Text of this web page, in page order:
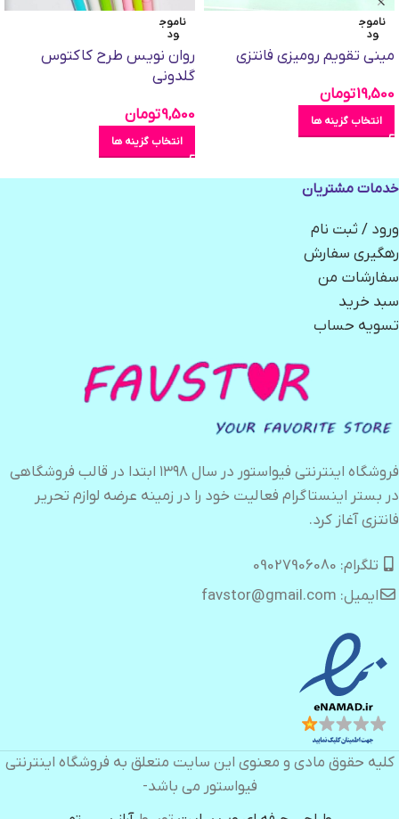
ناموج
ود
مینی تقویم رومیزی فانتزی
19,500تومان
انتخاب گزینه ها
ناموج
ود
روان نویس طرح کاکتوس
گلدونی
9,500تومان
انتخاب گزینه ها
خدمات مشتریان
ورود / ثبت نام
رهگیری سفارش
سفارشات من
سبد خرید
تسویه حساب
فروشگاه اینترنتی فیواستور در سال ۱۳۹۸ ابتدا در قالب فروشگاهی
در بستر اینستاگرام فعالیت خود را در زمینه عرضه لوازم تحریر
فانتزی آغاز کرد.
تلگرام: 09027906080
ایمیل: favstor@gmail.com
کلیه حقوق مادی و معنوی این سایت متعلق به فروشگاه اینترنتی
فیواستور می باشد-